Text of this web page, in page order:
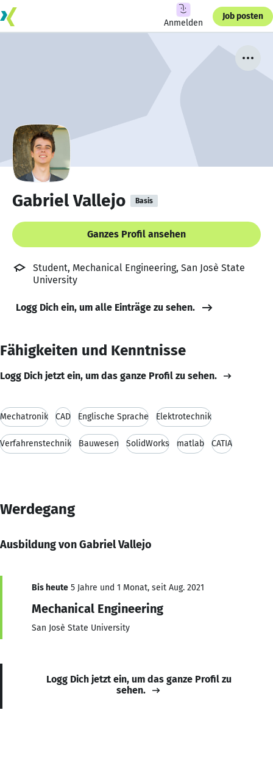
Anmelden
Job posten
Gabriel Vallejo Basis
Ganzes Profil ansehen
Student, Mechanical Engineering, San Josè State
University
Logg Dich ein, um alle Einträge zu sehen.
Fähigkeiten und Kenntnisse
Logg Dich jetzt ein, um das ganze Profil zu sehen.
Mechatronik CAD Englische Sprache Elektrotechnik
Verfahrenstechnik Bauwesen SolidWorks matlab CATIA
Werdegang
Ausbildung von Gabriel Vallejo
Bis heute 5 Jahre und 1 Monat, seit Aug. 2021
Mechanical Engineering
San Josè State University
Logg Dich jetzt ein, um das ganze Profil zu
sehen.